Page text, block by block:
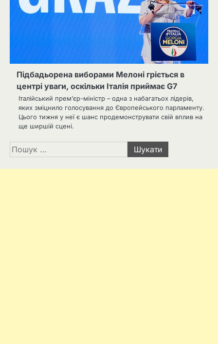
Підбадьорена виборами Мелоні гріється в
центрі уваги, оскільки Італія приймає G7
Італійський прем’єр-міністр – одна з набагатьох лідерів,
яких зміцнило голосування до Європейського парламенту.
Цього тижня у неї є шанс продемонструвати свій вплив на
ще ширшій сцені.
Пошук: